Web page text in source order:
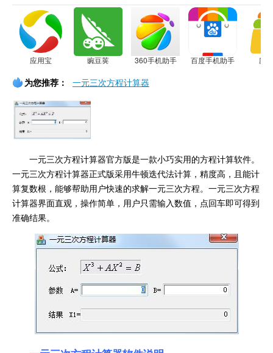
应用宝 豌豆荚 360手机助手 百度手机助手 应
为您推荐： 一元三次方程计算器
一元三次方程计算器官方版是一款小巧实用的方程计算软件。
一元三次方程计算器正式版采用牛顿迭代法计算，精度高，且能计
算复数根，能够帮助用户快速的求解一元三次方程。一元三次方程
计算器界面直观，操作简单，用户只需输入数值，点回车即可得到
准确结果。